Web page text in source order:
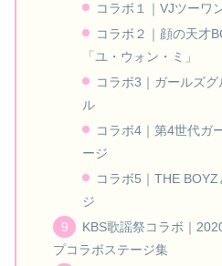
コラボ１｜VJツーワ
コラボ２｜顔の天才
「ユ・ウォン・ミ」
コラボ3｜ガールズ
ル
コラボ4｜第4世代ガ
ージ
コラボ5｜THE
ジ
KBS歌謡祭コラボ｜
プコラボステージ集